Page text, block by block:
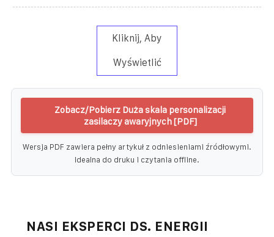
Kliknij, Aby
Wyświetlić
Zobacz/Pobierz Duża skala personalizacji
zasilaczy awaryjnych [PDF]
Wersja PDF zawiera pełny artykuł z odniesieniami źródłowymi.
Idealna do druku i czytania offline.
NASI EKSPERCI DS. ENERGII